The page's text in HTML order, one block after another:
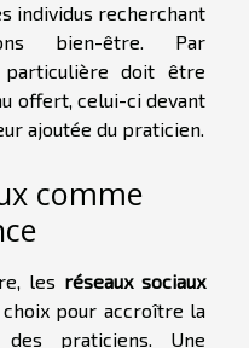
individus recherchant
bien-être. Par
particulière doit être
offert, celui-ci devant
ajoutée du praticien.
comme
les réseaux sociaux
pour accroître la
praticiens. Une